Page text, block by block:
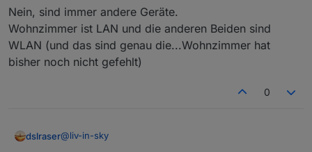
Nein, sind immer andere Geräte.
Wohnzimmer ist LAN und die anderen Beiden sind
WLAN (und das sind genau die...Wohnzimmer hat
bisher noch nicht gefehlt)
0
dslraser@liv-in-sky